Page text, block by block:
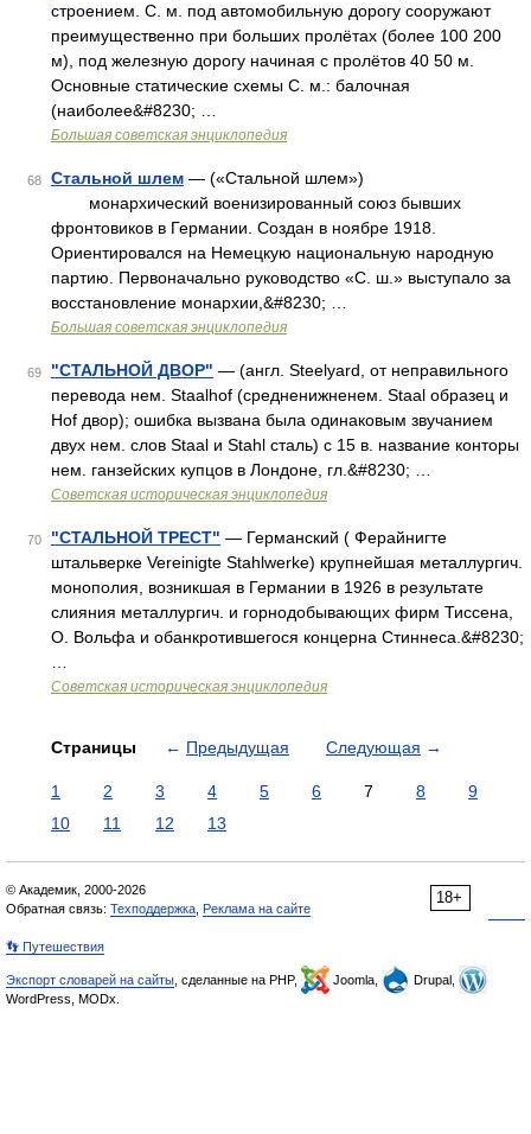
строением. С. м. под автомобильную дорогу сооружают
преимущественно при больших пролётах (более 100 200
м), под железную дорогу начиная с пролётов 40 50 м.
Основные статические схемы С. м.: балочная
(наиболее&#8230; …
Большая советская энциклопедия
68 Стальной шлем — («Стальной шлем»)
монархический военизированный союз бывших
фронтовиков в Германии. Создан в ноябре 1918.
Ориентировался на Немецкую национальную народную
партию. Первоначально руководство «С. ш.» выступало за
восстановление монархии,&#8230; …
Большая советская энциклопедия
69 "СТАЛЬНОЙ ДВОР" — (англ. Steelyard, от неправильного
перевода нем. Staalhof (средненижненем. Staal образец и
Hof двор); ошибка вызвана была одинаковым звучанием
двух нем. слов Staal и Stahl сталь) с 15 в. название конторы
нем. ганзейских купцов в Лондоне, гл.&#8230; …
Советская историческая энциклопедия
70 "СТАЛЬНОЙ ТРЕСТ" — Германский ( Ферайнигте
штальверке Vereinigte Stahlwerke) крупнейшая металлургич.
монополия, возникшая в Германии в 1926 в результате
слияния металлургич. и горнодобывающих фирм Тиссена,
О. Вольфа и обанкротившегося концерна Стиннеса.&#8230;
Советская историческая энциклопедия
Страницы ← Предыдущая Следующая →
1 2 3 4 5 6 7 8
9
10
11 12 13
18+
© Академик, 2000-2026
Обратная связь: Техподдержка Реклама на сайте
👣 Путешествия
Экспорт словарей на сайты , сделанные на PHP, Joomla,
Drupal,
WordPress, MODx.